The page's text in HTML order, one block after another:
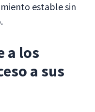
estable sin
a los
a sus